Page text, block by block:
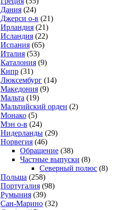
Дания (24)
Джерси о-в (21)
Ирландия (21)
Исландия (22)
Испания (65)
Италия (53)
Каталония (9)
Кипр (31)
Люксембург (14)
Македония (9)
Мальта (19)
Мальтийский орден (2)
Монако (5)
Мэн о-в (24)
Нидерланды (29)
Норвегия (46)
Обращение (38)
Частные выпуски (8)
Северный полюс (8)
Польша (258)
Португалия (98)
Румыния (39)
Сан-Марино (32)